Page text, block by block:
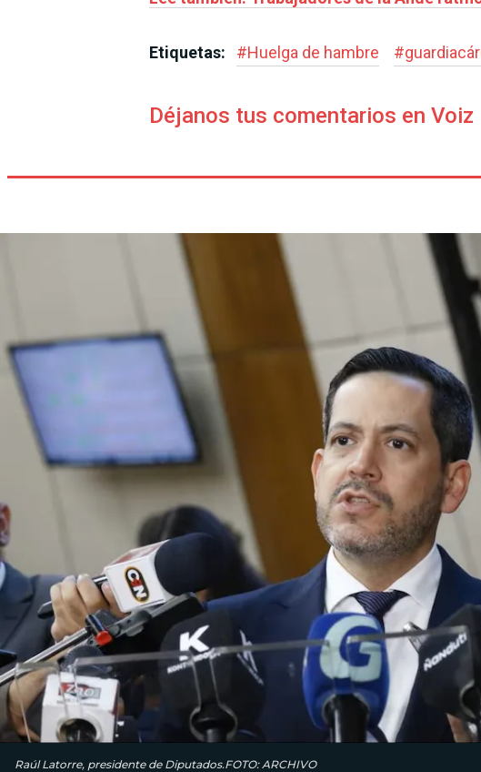
Etiquetas: #Huelga de hambre #
Déjanos tus comentarios en Voiz
Raúl Latorre, presidente de Diputados.FOTO: ARCHIVO